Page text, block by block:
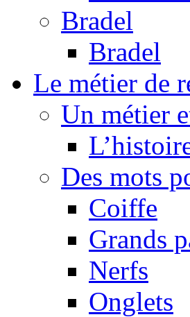
Bradel
Bradel
Le métier de
Un métier
Des mots
Coiffe
Grands
Nerfs
Onglets